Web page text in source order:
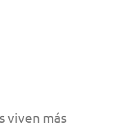
viven más